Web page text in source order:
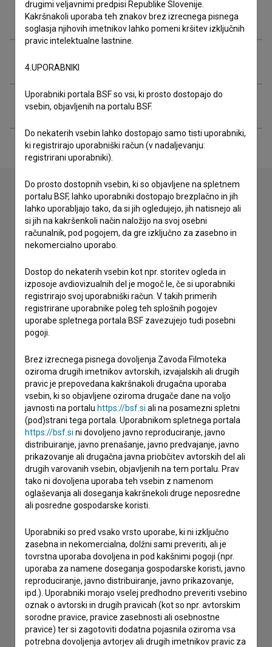
Nagrade in nominacije
Organizacije
Razširjeni podatki
Stik z uredništvom
Spoštovani, s pomočjo spodnjega obrazca lahko stopite v
stik z uredništvom Baze slovenskih filmov. Veseli bomo vaših
imam vprašanje
prijavljam napako
želim dodati podatke
drugo
Sprejemamsplošne pogojein dajemsoglasjeza
zbiranje, hrambo in obdelavo osebnih podatkov.
drugimi veljavnimi predpisi Republike Slovenije.
Kakršnakoli uporaba teh znakov brez izrecnega pisnega
soglasja njihovih imetnikov lahko pomeni kršitev izključnih
pravic intelektualne lastnine.
4.UPORABNIKI
Uporabniki portala BSF so vsi, ki prosto dostopajo do
vsebin, objavljenih na portalu BSF.
Do nekaterih vsebin lahko dostopajo samo tisti uporabniki,
ki registrirajo uporabniški račun (v nadaljevanju:
registrirani uporabniki).
Do prosto dostopnih vsebin, ki so objavljene na spletnem
portalu BSF, lahko uporabniki dostopajo brezplačno in jih
lahko uporabljajo tako, da si jih ogledujejo, jih natisnejo ali
si jih na kakršenkoli način naložijo na svoj osebni
računalnik, pod pogojem, da gre izključno za zasebno in
nekomercialno uporabo.
Dostop do nekaterih vsebin kot npr. storitev ogleda in
izposoje avdiovizualnih del je mogoč le, če si uporabniki
registrirajo svoj uporabniški račun. V takih primerih
registrirane uporabnike poleg teh splošnih pogojev
uporabe spletnega portala BSF zavezujejo tudi posebni
pogoji.
Brez izrecnega pisnega dovoljenja Zavoda Filmoteka
oziroma drugih imetnikov avtorskih, izvajalskih ali drugih
pravic je prepovedana kakršnakoli drugačna uporaba
vsebin, ki so objavljene oziroma drugače dane na voljo
javnosti na portalu https://bsf.si ali na posamezni spletni
(pod)strani tega portala. Uporabnikom spletnega portala
https://bsf.si ni dovoljeno javno reproduciranje, javno
distribuiranje, javno prenašanje, javno predvajanje, javno
prikazovanje ali drugačna javna priobčitev avtorskih del ali
drugih varovanih vsebin, objavljenih na tem portalu. Prav
tako ni dovoljena uporaba teh vsebin z namenom
oglaševanja ali doseganja kakršnekoli druge neposredne
ali posredne gospodarske koristi.
Uporabniki so pred vsako vrsto uporabe, ki ni izključno
zasebna in nekomercialna, dolžni sami preveriti, ali je
tovrstna uporaba dovoljena in pod kakšnimi pogoji (npr.
uporaba za namene doseganja gospodarske koristi, javno
reproduciranje, javno distribuiranje, javno prikazovanje,
ipd.). Uporabniki morajo vselej predhodno preveriti vsebino
oznak o avtorski in drugih pravicah (kot so npr. avtorskim
sorodne pravice, pravice zasebnosti ali osebnostne
pravice) ter si zagotoviti dodatna pojasnila oziroma vsa
potrebna dovoljenja avtorjev ali drugih imetnikov pravic za